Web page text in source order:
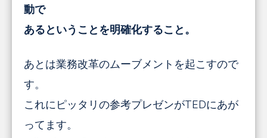
動で
あるということを明確化すること。
あとは業務改革のムーブメントを起こすので
す。
これにピッタリの参考プレゼンがTEDにあが
ってます。